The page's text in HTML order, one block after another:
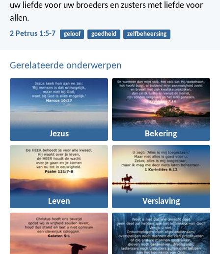
uw liefde voor uw broeders en zusters met liefde voor
allen.
2 Petrus 1:5-7 geloof goedheid zelfbeheersing
Gerelateerde onderwerpen
Jezus Bekering
Leven Verslaving